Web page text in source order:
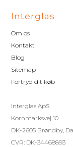
Interglas
Om os
Kontakt
Blog
Sitemap
Fortryd dit køb
Interglas ApS
Kornmarksvej 10
DK-2605 Brøndby,
CVR: DK-34468893